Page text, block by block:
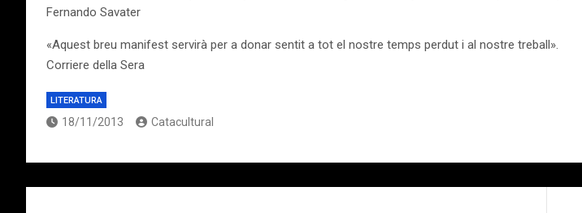
Fernando Savater
«Aquest breu manifest servirà per a donar sentit a tot el nostre temps perdut i al nostre treball».
Corriere della Sera
LITERATURA
18/11/2013 Catacultural